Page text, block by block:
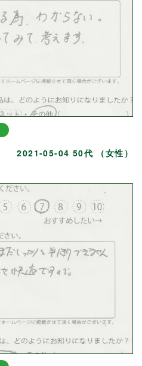
2021-05-04 50代 （女性）